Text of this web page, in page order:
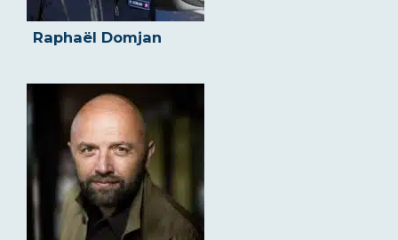
Raphaël Domjan